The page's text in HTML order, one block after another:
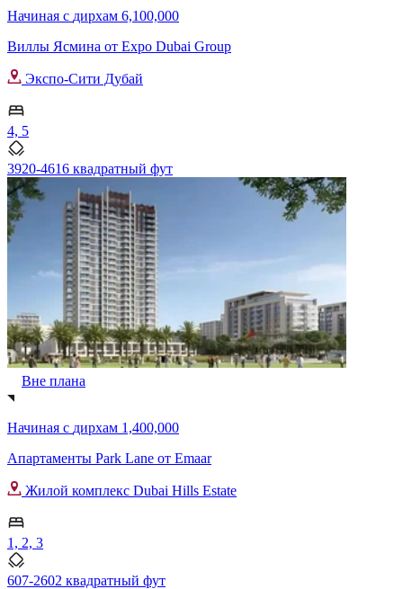
Начиная с дирхам 6,100,000
Виллы Ясмина от Expo Dubai Group
Экспо-Сити Дубай
4, 5
3920-4616 квадратный фут
Вне плана
Начиная с дирхам 1,400,000
Апартаменты Park Lane от Emaar
Жилой комплекс Dubai Hills Estate
1, 2, 3
607-2602 квадратный фут